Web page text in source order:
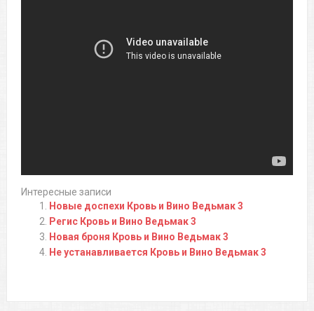
Интересные записи
Новые доспехи Кровь и Вино Ведьмак 3
Регис Кровь и Вино Ведьмак 3
Новая броня Кровь и Вино Ведьмак 3
Не устанавливается Кровь и Вино Ведьмак 3